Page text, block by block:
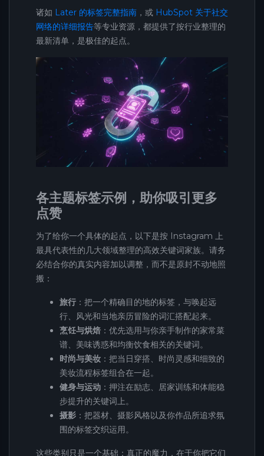
诸如 Later 的标签完整指南 ，或 HubSpot 关于社交
网络的详细报告等专业资源，都提供了按行业整理的
最新清单，是极佳的起点。
各主题标签示例，助你吸引更多
点赞
为了给你一个具体的起点，以下是按 Instagram 上
最具代表性的几大领域整理的高效关键词家族。请务
必结合你的真实内容加以调整，而不是原封不动地照
搬：
旅行 ：把一个精确目的地的标签，与唤起远
行、风光和当地亲历冒险的词汇搭配起来。
烹饪与烘焙 ：优先选用与你亲手制作的家常菜
谱、美味诱惑和均衡饮食相关的关键词。
时尚与美妆 ：把当日穿搭、时尚灵感和细致的
美妆流程标签组合在一起。
健身与运动 ：押注在励志、居家训练和体能稳
步提升的关键词上。
摄影 ：把器材、摄影风格以及你作品所追求氛
围的标签交织运用。
这些类别只是一个基础：真正的魔力，在于你把它们